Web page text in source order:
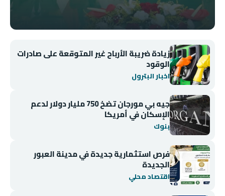
زيادة ضريبة الأرباح غير المتوقعة على صادرات
الوقود
اخبار البترول
جيه بي مورجان تضخ 750 مليار دولار لدعم
الإسكان في أمريكا
بنوك
فرص استثمارية جديدة في مدينة العبور
الجديدة
اقتصاد محلي